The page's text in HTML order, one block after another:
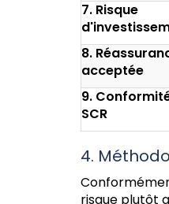
7. Risque
8.
acceptée
9.
SCR
4.
risque plutôt